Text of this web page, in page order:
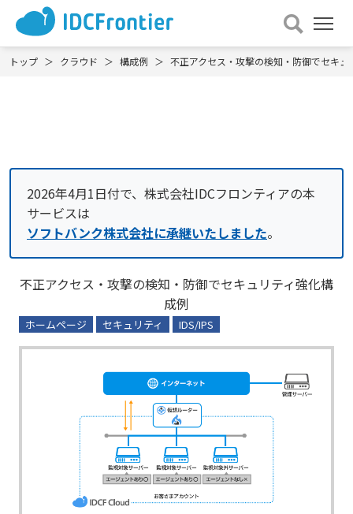
メ
ニュー
開
トップ クラウド 構成例 不正アクセス・攻撃の検知・防御でセキュ
2026年4月1日付で、株式会社IDCフロンティアの本
サービスは
ソフトバンク株式会社に承継いたしました。
不正アクセス・攻撃の検知・防御でセキュリティ強化構
成例
ホームページ セキュリティ IDS/IPS